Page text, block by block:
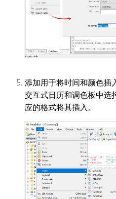
添加用于将时间和颜色插
交互式日历和调色板中选
应的格式将其插入。